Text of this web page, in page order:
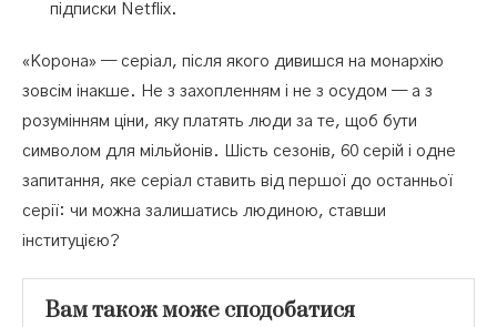
підписки Netflix.
«Корона» — серіал, після якого дивишся на монархію
зовсім інакше. Не з захопленням і не з осудом — а з
розумінням ціни, яку платять люди за те, щоб бути
символом для мільйонів. Шість сезонів, 60 серій і одне
запитання, яке серіал ставить від першої до останньої
серії: чи можна залишатись людиною, ставши
інституцією?
Вам також може сподобатися